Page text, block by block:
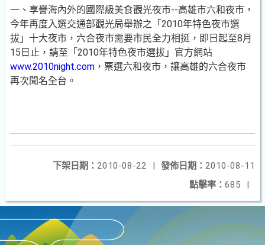
一、享譽海內外的國際級美食觀光夜市--高雄市六和夜市，
今年再度入選交通部觀光局舉辦之「2010年特色夜市選
拔」十大夜市，六合夜市需要市民全力相挺，即日起至8月
15日止，請至「2010年特色夜市選拔」官方網站
www.2010night.com ，票選六和夜市，讓高雄的六合夜市
再次聞名全台。
發佈日期： 2010-08-11
下架日期： 2010-08-22
|
點擊率： 685 |